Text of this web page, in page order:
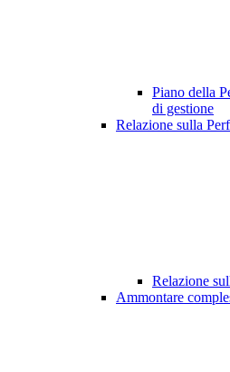
Piano della
di gestione
Relazione sulla
Relazione
Ammontare